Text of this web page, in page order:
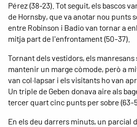
Pérez (38-23). Tot seguit, els bascos
de Hornsby, que va anotar nou punts
entre Robinson i Badio van tornar a
mitja part de l'enfrontament (50-37).
Tornant dels vestidors, els
mantenir un marge còmode, però a
van col·lapsar i els visitants ho van
Un triple de Geben donava aire als
tercer quart cinc punts per sobre (63-
En els deu darrers minuts, un parcial